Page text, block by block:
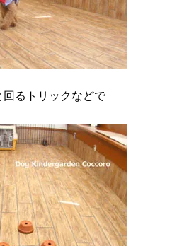
回るトリックなどで